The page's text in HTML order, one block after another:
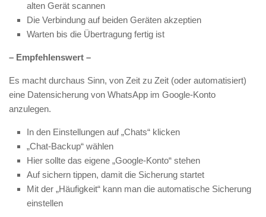
alten Gerät scannen
Die Verbindung auf beiden Geräten akzeptien
Warten bis die Übertragung fertig ist
– Empfehlenswert –
Es macht durchaus Sinn, von Zeit zu Zeit (oder automatisiert)
eine Datensicherung von WhatsApp im Google-Konto
anzulegen.
In den Einstellungen auf „Chats“ klicken
„Chat-Backup“ wählen
Hier sollte das eigene „Google-Konto“ stehen
Auf sichern tippen, damit die Sicherung startet
Mit der „Häufigkeit“ kann man die automatische Sicherung
einstellen